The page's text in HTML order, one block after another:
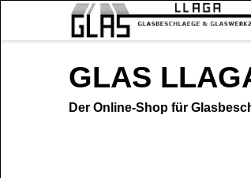
GLAS
Der Online-Shop für